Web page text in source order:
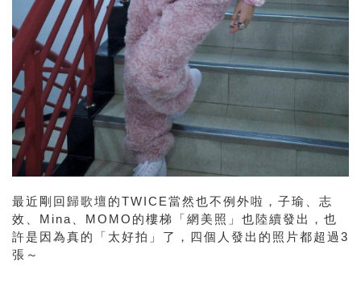
最近剛回歸歌壇的TWICE當然也不例外啦，子瑜、志
效、 Mina MOMO 的樓梯「網美照」也陸續發出，也
許是因為真的「太好拍」了，四個人發出的照片都超過 3
張～